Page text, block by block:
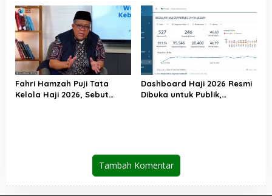
Perkuat Kerja Sama Haji RI–
UEA
bagi Perusak Akhlak
Pesantren
Fahri Hamzah Puji Tata
Kelola Haji 2026, Sebut
Dashboard Haji 2026 Resmi
Dibuka untuk Publik,
Tambah Komentar